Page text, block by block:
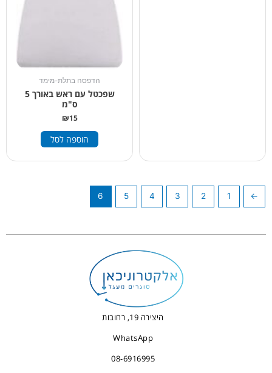
הדפסה בתלת-מימד
שפכטל עם ראש באורך 5
ס"מ
₪15
הוספה לסל
→
1
2
3
4
5
6
היצירה 19, רחובות
WhatsApp
08-6916995